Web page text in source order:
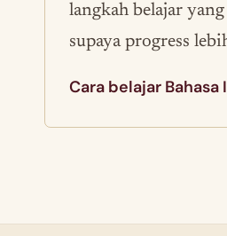
langkah belajar
supaya progress
Cara belajar